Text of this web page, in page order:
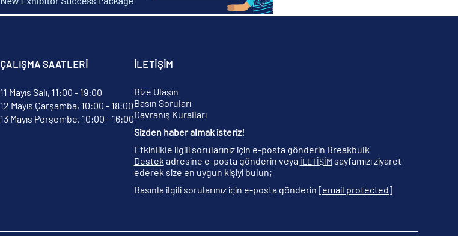
ÇALIŞMA SAATLERİ
11 Mayıs Salı, 11:00 - 19:00
12 Mayıs Çarşamba, 10:00 - 18:00
13 Mayıs Perşembe, 10:00 - 16:00
İLETİŞİM
Bize Ulaşın
Basın Soruları
Davranış Kuralları
Sizden haber almak isteriz!
Etkinlikle ilgili sorularınız için e-posta gönderin Breakbulk
Destek adresine e-posta gönderin veya İLETİŞİM sayfamızı ziyaret
ederek size en uygun kişiyi bulun;
Basınla ilgili sorularınız için e-posta gönderin [email protected]